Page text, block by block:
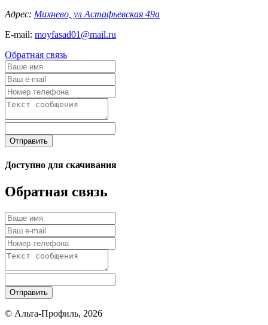
Адрес: Михнево, ул Астафьевская 49а
E-mail: moyfasad01@mail.ru
Обратная связь
Отправить
Доступно для скачивания
Обратная связь
Отправить
© Альта-Профиль, 2026